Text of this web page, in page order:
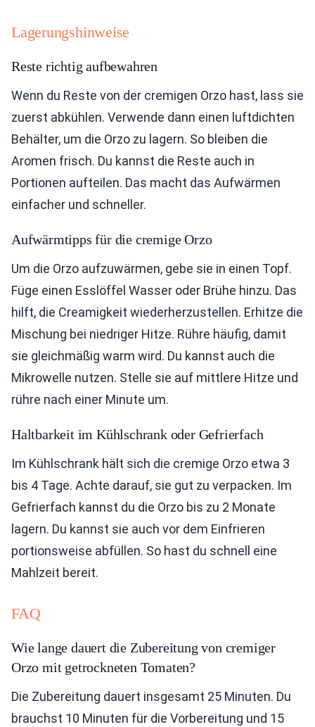
Lagerungshinweise
Reste richtig aufbewahren
Wenn du Reste von der cremigen Orzo hast, lass sie
zuerst abkühlen. Verwende dann einen luftdichten
Behälter, um die Orzo zu lagern. So bleiben die
Aromen frisch. Du kannst die Reste auch in
Portionen aufteilen. Das macht das Aufwärmen
einfacher und schneller.
Aufwärmtipps für die cremige Orzo
Um die Orzo aufzuwärmen, gebe sie in einen Topf.
Füge einen Esslöffel Wasser oder Brühe hinzu. Das
hilft, die Creamigkeit wiederherzustellen. Erhitze die
Mischung bei niedriger Hitze. Rühre häufig, damit
sie gleichmäßig warm wird. Du kannst auch die
Mikrowelle nutzen. Stelle sie auf mittlere Hitze und
rühre nach einer Minute um.
Haltbarkeit im Kühlschrank oder Gefrierfach
Im Kühlschrank hält sich die cremige Orzo etwa 3
bis 4 Tage. Achte darauf, sie gut zu verpacken. Im
Gefrierfach kannst du die Orzo bis zu 2 Monate
lagern. Du kannst sie auch vor dem Einfrieren
portionsweise abfüllen. So hast du schnell eine
Mahlzeit bereit.
FAQ
Wie lange dauert die Zubereitung von cremiger
Orzo mit getrockneten Tomaten?
Die Zubereitung dauert insgesamt 25 Minuten. Du
brauchst 10 Minuten für die Vorbereitung und 15